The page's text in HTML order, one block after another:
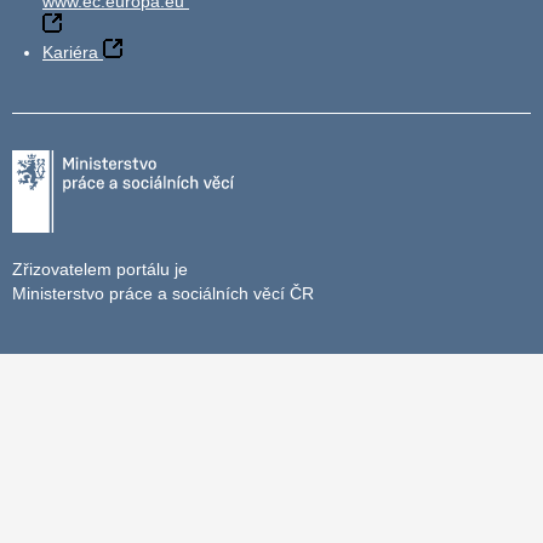
Kariéra
Zřizovatelem portálu je
Ministerstvo práce a sociálních věcí ČR